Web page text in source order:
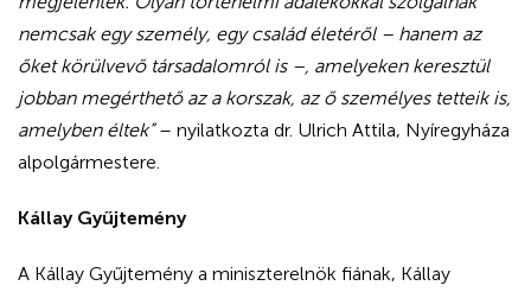
nemcsak egy személy, egy család életéről – hanem az
őket körülvevő társadalomról is –, amelyeken keresztül
jobban megérthető az a korszak, az ő személyes tetteik is,
amelyben éltek”– nyilatkozta dr. Ulrich Attila, Nyíregyháza
alpolgármestere.
Kállay Gyűjtemény
A Kállay Gyűjtemény a miniszterelnök fiának, Kállay